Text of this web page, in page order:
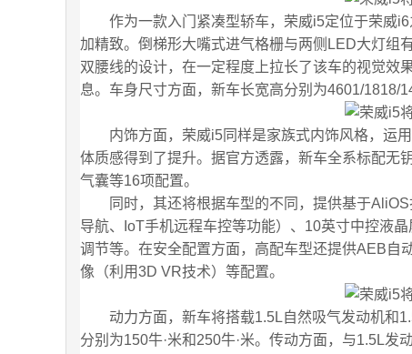
作为一款入门紧凑型轿车，荣威i5定位于荣威i6
加精致。倒梯形大嘴式进气格栅与两侧LED大灯组
双腰线的设计，在一定程度上拉长了该车的视觉效
息。车身尺寸方面，新车长宽高分别为4601/1818/
内饰方面，荣威i5同样是家族式内饰风格，运用
体质感得到了提升。据官方透露，新车全系标配无
气囊等16项配置。
同时，其还将根据车型的不同，提供基于AliOS
导航、IoT手机远程车控等功能）、10英寸中控液
调节等。在安全配置方面，高配车型还提供AEB自
像（利用3D VR技术）等配置。
动力方面，新车将搭载1.5L自然吸气发动机和
分别为150牛·米和250牛·米。传动方面，与1.5L